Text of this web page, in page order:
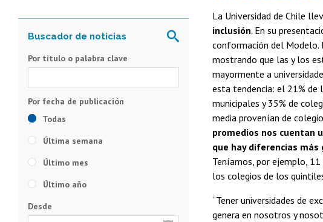
La Universidad de Chile
inclusión. En su
conformación del Modelo.
mostrando que las y los
mayormente a
esta tendencia: el 21% de
municipales y 35% de
media provenían de
promedios nos cuentan
que hay diferencias
Teníamos, por ejemplo,
los colegios de los
“Tener universidades de
genera en nosotros y
Por título o palabra clave
Todas
Última semana
Último mes
Último año
Desde